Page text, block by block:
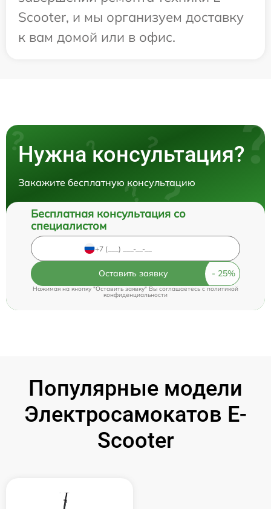
Scooter, и мы организуем доставку
к вам домой или в офис.
Нужна консультация?
Закажите бесплатную консультацию
Бесплатная консультация со
специалистом
Оставить заявку
Нажимая на кнопку "Оставить заявку" Вы соглашаетесь cполитикой
конфиденциальности
Популярные модели
Электросамокатов E-
Scooter